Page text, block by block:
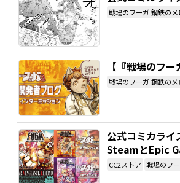
戦場のフーガ 鋼鉄のメ
【『戦場のフ
戦場のフーガ 鋼鉄のメ
公式コミカラ
SteamとEpic
CC2ストア 戦場のフ